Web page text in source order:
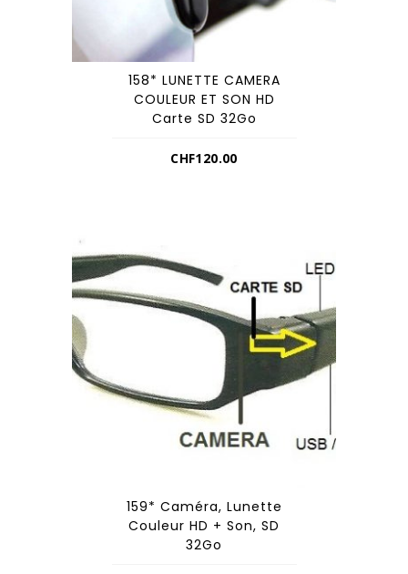
158* LUNETTE CAMERA
COULEUR ET SON HD
Carte SD 32Go
CHF120.00
159* Caméra, Lunette
Couleur HD + Son, SD
32Go